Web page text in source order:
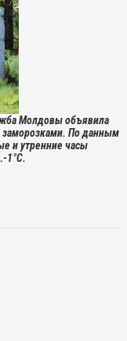
Молдовы объявила
По данным
и утренние часы
1°C.